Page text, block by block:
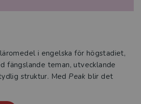
i engelska för högstadiet,
fängslande teman, utvecklande
struktur. Med Peak blir det